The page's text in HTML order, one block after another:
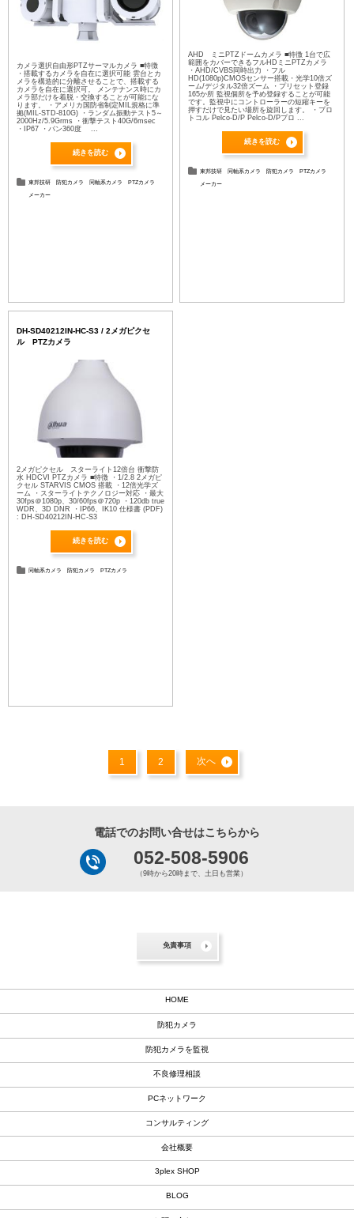
カメラ選択自由形PTZサーマルカメラ ■特徴
・搭載するカメラを自在に選択可能 雲台とカ
メラを構造的に分離させることで、搭載する
カメラを自在に選択可。 メンテナンス時にカ
メラ部だけを着脱・交換することが可能にな
ります。 ・アメリカ国防省制定MIL規格に準
拠(MIL-STD-810G) ・ランダム振動テスト5～
2000Hz/5.9Grms ・衝撃テスト40G/6msec
・IP67 ・パン360度 ...
続きを読む
東邦技研 防犯カメラ 同軸系カメラ PTZカメラ
メーカー
AHD ミニPTZドームカメラ ■特徴 1台で広
範囲をカバーできるフルHDミニPTZカメラ
・AHD/CVBS同時出力 ・フル
HD(1080p)CMOSセンサー搭載・光学10倍ズ
ーム/デジタル32倍ズーム ・プリセット登録
165か所 監視個所を予め登録することが可能
です。監視中にコントローラーの短縮キーを
押すだけで見たい場所を旋回します。 ・プロ
トコル Pelco-D/P Pelco-D/Pプロ ...
続きを読む
東邦技研 同軸系カメラ 防犯カメラ PTZカメラ
メーカー
DH-SD40212IN-HC-S3 / 2メガピクセ
ル PTZカメラ
2メガピクセル スターライト12倍台 衝撃防
水 HDCVI PTZカメラ ■特徴 ・1/2.8 2メガピ
クセル STARVIS CMOS 搭載 ・12倍光学ズ
ーム ・スターライトテクノロジー対応 ・最大
30fps＠1080p、30/60fps＠720p ・120db true
WDR、3D DNR ・IP66、IK10 仕様書 (PDF)
: DH-SD40212IN-HC-S3
続きを読む
同軸系カメラ 防犯カメラ PTZカメラ
1 2 次へ
電話でのお問い合せはこちらから
052-508-5906
（9時から20時まで、土日も営業）
免責事項
HOME
防犯カメラ
防犯カメラを監視
不良修理相談
PCネットワーク
コンサルティング
会社概要
3plex SHOP
BLOG